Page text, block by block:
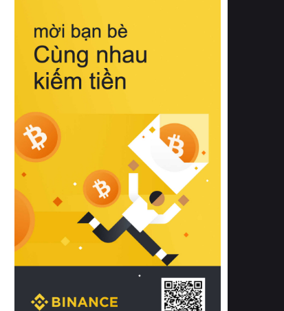
hồi chuẩn xác của phần đệm nâng đỡ
cột sống.
Bên cạnh đó, việc lựa chọn các dòng
sản phẩm đạt chuẩn chất lượng quốc
tế còn giúp ngăn ngừa tình trạng kích
khuẩn và nấm mốc trong điều kiện
thời tiết nóng ẩm. Bạn có thể tìm hiểu
thêm các nghiên cứu khoa học về tác
động của giấc ngủ và môi trường
phòng ngủ đối với sức khỏe con
người tại Sleep Foundation (External
Link) để có cái nhìn toàn diện hơn.
2. Các tiêu chí vàng khi lựa chọn
chăn ga gối đệm cao cấp cho phòng
ngủ
Để sở hữu một bộ chăn ga gối đệm
cao cấp hoàn hảo cả về thẩm mỹ lẫn
công năng, người tiêu dùng cần cân
nhắc kỹ lưỡng các tiêu chí quan trọng